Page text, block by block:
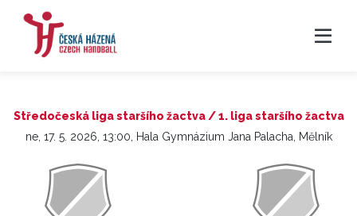
Středočeská liga staršího žactva / 1. liga staršího žactva
ne, 17. 5. 2026, 13:00, Hala Gymnázium Jana Palacha, Mělník